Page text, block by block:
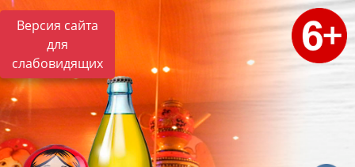
Версия сайта
для
слабовидящих